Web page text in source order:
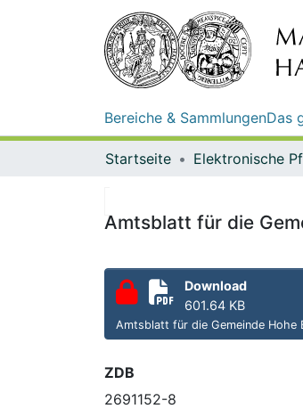
Bereiche & SammlungenDas
Startseite
Amtsblatt für die
Download
601.64 KB
Amtsblatt für die Gemeinde Hohe
ZDB
2691152-8